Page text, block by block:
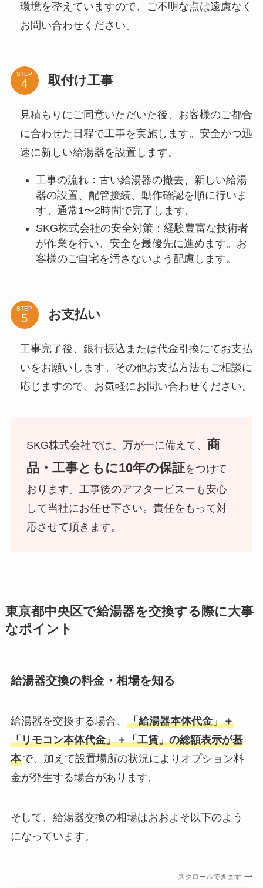
環境を整えていますので、ご不明な点は遠慮なく
お問い合わせください。
STEP 取付け工事
見積もりにご同意いただいた後、お客様のご都合
に合わせた日程で工事を実施します。安全かつ迅
速に新しい給湯器を設置します。
工事の流れ：古い給湯器の撤去、新しい給湯
器の設置、配管接続、動作確認を順に行いま
す。通常1〜2時間で完了します。
SKG株式会社の安全対策：経験豊富な技術者
が作業を行い、安全を最優先に進めます。お
客様のご自宅を汚さないよう配慮します。
STEP お支払い
工事完了後、銀行振込または代金引換にてお支払
いをお願いします。その他お支払方法もご相談に
応じますので、お気軽にお問い合わせください。
SKG株式会社では、万が一に備えて、 商
品・工事ともに10年の保証をつけて
おります。工事後のアフタービスーも安心
して当社にお任せ下さい。責任をもって対
応させて頂きます。
東京都中央区で給湯器を交換する際に大事
なポイント
給湯器交換の料金・相場を知る
給湯器を交換する場合、 「給湯器本体代金」＋
「リモコン本体代金」＋「工賃」の総額表示が基
本で、加えて設置場所の状況によりオプション料
金が発生する場合があります。
そして、給湯器交換の相場はおおよそ以下のよう
になっています。
スクロールできます